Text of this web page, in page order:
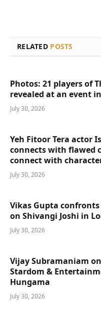
RELATED POSTS
Photos: 21 players of
revealed at an event
July 30, 2026
Yeh Fitoor Tera actor
connects with flawed
connect with
July 30, 2026
Vikas Gupta
on Shivangi Joshi in
July 30, 2026
Vijay Subramaniam
Stardom &
Hungama
July 30, 2026